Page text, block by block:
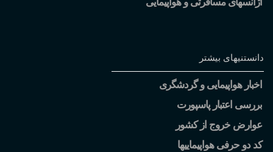
آژانسهای مسافرتی و هواپیمایی
دانستنیهای بیشتر
اخبار هواپیمایی و گردشگری
بررسی اعتبار پاسپورت
عوارض خروج از کشور
کد دو حرفی هواپیماییها